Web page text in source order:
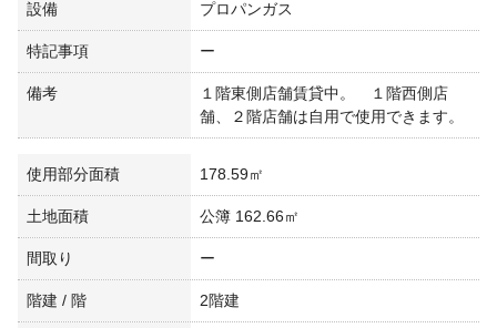
設備 プロパンガス
特記事項 ー
備考
１階東側店舗賃貸中。 １階西側店
舗、２階店舗は自用で使用できます。
使用部分面積 178.59㎡
土地面積 公簿 162.66㎡
間取り ー
階建 / 階 2階建